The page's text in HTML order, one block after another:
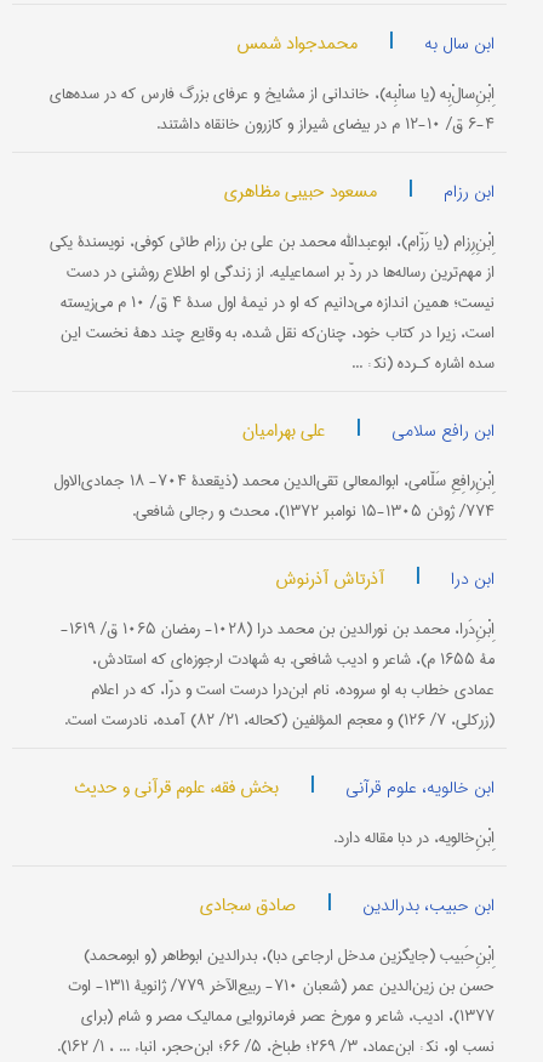
ابن سال به | محمدجواد شمس
اِبْنِ‌سالْ‌بِه (یا سالْبِه)، خاندانی از مشایخ و عرفای بزرگ فارس که در سده‌های
۴-۶ ق/ ۱۰-۱۲ م در بیضای شیراز و کازرون خانقاه داشتند.
ابن رزام | مسعود حبیبی مظاهری
اِبْنِ‌رِزام (یا رَزّام)، ابوعبدالله محمد بن علی بن رزام طائی کوفی، نویسندۀ یکی
از مهم‌ترین رساله‌ها در ردّ بر اسماعیلیه. از زندگی او اطلاع روشنی در دست
نیست؛ همین اندازه می‌دانیم که او در نیمۀ اول سدۀ ۴ ق/ ۱۰ م می‌زیسته
است، زیرا در کتاب خود، چنان‌که نقل شده، به وقایع چند دهۀ نخست این
سده اشاره کـرده (نک‍ : ...
ابن رافع سلامی | علی بهرامیان
اِبْنِ‌رافِعِ سَلّامی، ابوالمعالی تقی‌الدین محمد (ذیقعدۀ ۷۰۴- ۱۸ جمادی‌الاول
۷۷۴/ ژوئن ۱۳۰۵-۱۵ نوامبر ۱۳۷۲)، محدث و رجالی شافعی.
ابن درا | آذرتاش آذرنوش
اِبْنِ‌دَرا، محمد بن نورالدین بن محمد درا (۱۰۲۸- رمضان ۱۰۶۵ ق/ ۱۶۱۹-
مۀ ۱۶۵۵ م)، شاعر و ادیب شافعی. به شهادت ارجوزه‌ای که استادش،
عمادی خطاب به او سروده، نام ابن‌درا درست است و درّا، که در اعلام
(زرکلی، ۷/ ۱۲۶) و معجم المؤلفین (کحاله، ۲۱/ ۸۲) آمده، نادرست است.
ابن خالویه، علوم قرآنی | بخش فقه، علوم قرآنی و حدیث
اِبْنِ‌خالویه، در دبا مقاله دارد.
ابن حبیب، بدرالدین | صادق سجادی
اِبْنِ‌حَبیب (جایگزین مدخل ارجاعی دبا)، بدرالدین ابوطاهر (و ابومحمد)
حسن بن زین‌الدین عمر (شعبان ۷۱۰- ربیع‌الآخر ۷۷۹/ ژانویۀ ۱۳۱۱- اوت
۱۳۷۷)، ادیب، شاعر و مورخ عصر فرمانروایی ممالیک مصر و شام (برای
نسب او، نک‍ : ابن‌عماد، ۳/ ۲۶۹؛ طباخ، ۵/ ۶۶؛ ابن‌حجر، انباء ... ، ۱/ ۱۶۲).